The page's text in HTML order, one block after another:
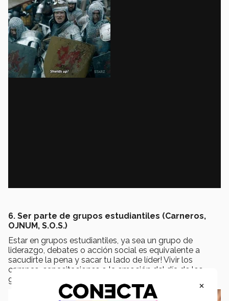
6. Ser parte de grupos estudiantiles (Carneros,
OJNUM, S.O.S.)
Estar en grupos estudiantiles, ya sea un grupo de
liderazgo, debates o acción social es equivalente a
sacudirte la pena y sacar tu lado de líder! Vivir los
campas, capacitaciones o la emoción del día de los
grandes eventos son sentimientos muy gratificantes.×